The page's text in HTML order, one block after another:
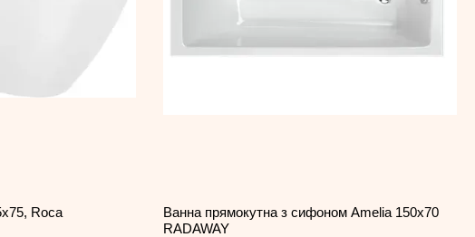
Roca
Ванна прямокутна з сифоном Amelia 150x70
RADAWAY